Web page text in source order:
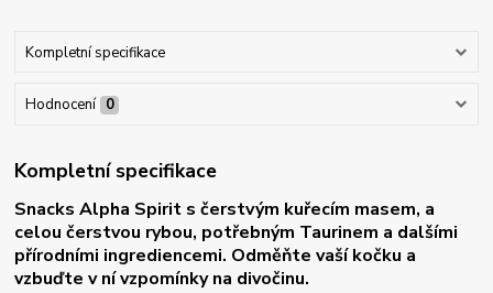
Kompletní specifikace
Hodnocení 0
Kompletní specifikace
Snacks Alpha Spirit s čerstvým kuřecím masem, a
celou čerstvou rybou, potřebným Taurinem a dalšími
přírodními ingrediencemi. Odměňte vaší kočku a
vzbuďte v ní vzpomínky na divočinu.